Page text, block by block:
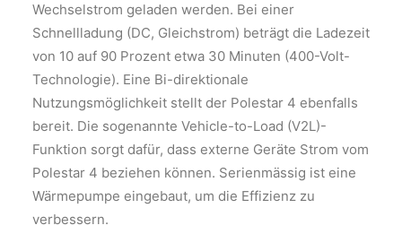
Wechselstrom geladen werden. Bei einer
Schnellladung (DC, Gleichstrom) beträgt die Ladezeit
von 10 auf 90 Prozent etwa 30 Minuten (400-Volt-
Technologie). Eine Bi-direktionale
Nutzungsmöglichkeit stellt der Polestar 4 ebenfalls
bereit. Die sogenannte Vehicle-to-Load (V2L)-
Funktion sorgt dafür, dass externe Geräte Strom vom
Polestar 4 beziehen können. Serienmässig ist eine
Wärmepumpe eingebaut, um die Effizienz zu
verbessern.